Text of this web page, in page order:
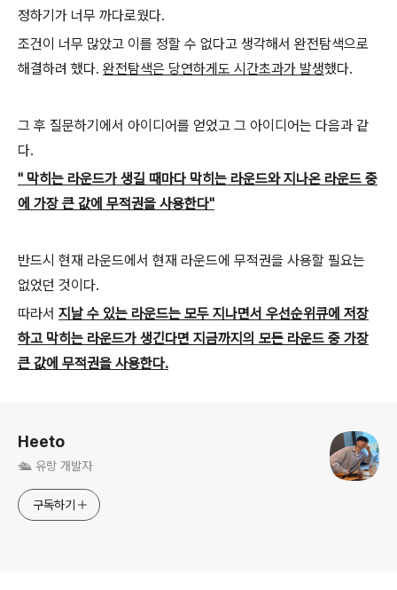
정하기가 너무 까다로웠다.
조건이 너무 많았고 이를 정할 수 없다고 생각해서 완전탐색으로
해결하려 했다. 완전탐색은 당연하게도 시간초과가 발생했다.
그 후 질문하기에서 아이디어를 얻었고 그 아이디어는 다음과 같
다.
" 막히는 라운드가 생길 때마다 막히는 라운드와 지나온 라운드 중
에 가장 큰 값에 무적권을 사용한다"
반드시 현재 라운드에서 현재 라운드에 무적권을 사용할 필요는
없었던 것이다.
따라서 지날 수 있는 라운드는 모두 지나면서 우선순위큐에 저장
하고 막히는 라운드가 생긴다면 지금까지의 모든 라운드 중 가장
큰 값에 무적권을 사용한다.
Heeto
🛳️ 유랑 개발자
구독하기